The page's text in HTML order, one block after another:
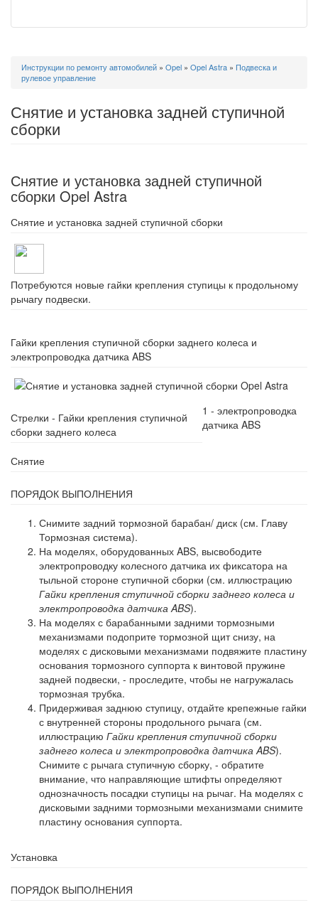
Вы
здесь
Инструкции по ремонту автомобилей » Opel » Opel Astra » Подвеска и
рулевое управление
Снятие и установка задней ступичной
сборки
Снятие и установка задней ступичной
сборки Opel Astra
Снятие и установка задней ступичной сборки
Потребуются новые гайки крепления ступицы к продольному
рычагу подвески.
Гайки крепления ступичной сборки заднего колеса и
электропроводка датчика ABS
Стрелки - Гайки крепления ступичной
сборки заднего колеса
1 - электропроводка
датчика ABS
Снятие
ПОРЯДОК ВЫПОЛНЕНИЯ
Снимите задний тормозной барабан/ диск (см. Главу
Тормозная система).
На моделях, оборудованных ABS, высвободите
электропроводку колесного датчика их фиксатора на
тыльной стороне ступичной сборки (см. иллюстрацию
Гайки крепления ступичной сборки заднего колеса и
электропроводка датчика ABS).
На моделях с барабанными задними тормозными
механизмами подоприте тормозной щит снизу, на
моделях с дисковыми механизмами подвяжите пластину
основания тормозного суппорта к винтовой пружине
задней подвески, - проследите, чтобы не нагружалась
тормозная трубка.
Придерживая заднюю ступицу, отдайте крепежные гайки
с внутренней стороны продольного рычага (см.
иллюстрацию Гайки крепления ступичной сборки
заднего колеса и электропроводка датчика ABS).
Снимите с рычага ступичную сборку, - обратите
внимание, что направляющие штифты определяют
однозначность посадки ступицы на рычаг. На моделях с
дисковыми задними тормозными механизмами снимите
пластину основания суппорта.
Установка
ПОРЯДОК ВЫПОЛНЕНИЯ